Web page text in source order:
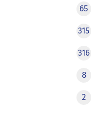
65
315
316
8
2